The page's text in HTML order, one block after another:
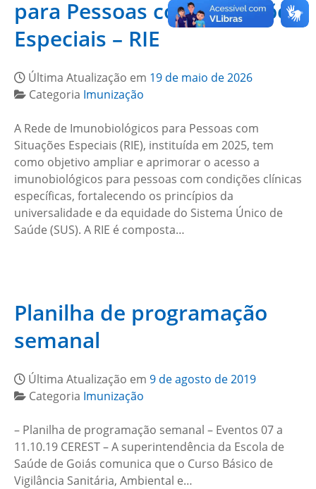
para Pessoas com Situações
Especiais – RIE
Última Atualização em 19 de maio de 2026
Categoria Imunização
A Rede de Imunobiológicos para Pessoas com
Situações Especiais (RIE), instituída em 2025, tem
como objetivo ampliar e aprimorar o acesso a
imunobiológicos para pessoas com condições clínicas
específicas, fortalecendo os princípios da
universalidade e da equidade do Sistema Único de
Saúde (SUS). A RIE é composta…
Planilha de programação
semanal
Última Atualização em 9 de agosto de 2019
Categoria Imunização
– Planilha de programação semanal – Eventos 07 a
11.10.19 CEREST – A superintendência da Escola de
Saúde de Goiás comunica que o Curso Básico de
Vigilância Sanitária, Ambiental e…